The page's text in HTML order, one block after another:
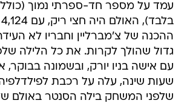
עמד על מספר חד-ספרתי נמוך (כולל
ההכנה של צ'מברליין וחבריו לא
גדול שהולך לקרות. את כל הלילה
שעות שינה, עלה על רכבת
שלפני המשחק בילה הסנטר באולם